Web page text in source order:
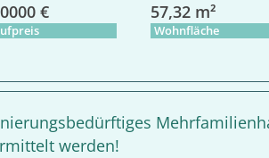
€ 57,32 m²
Wohnfläche
werden!